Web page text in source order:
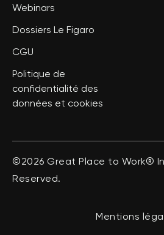
Webinars
Dossiers Le Figaro
CGU
Politique de
confidentialité des
données et cookies
©2026 Great Place to Work®
Reserved.
Mentions